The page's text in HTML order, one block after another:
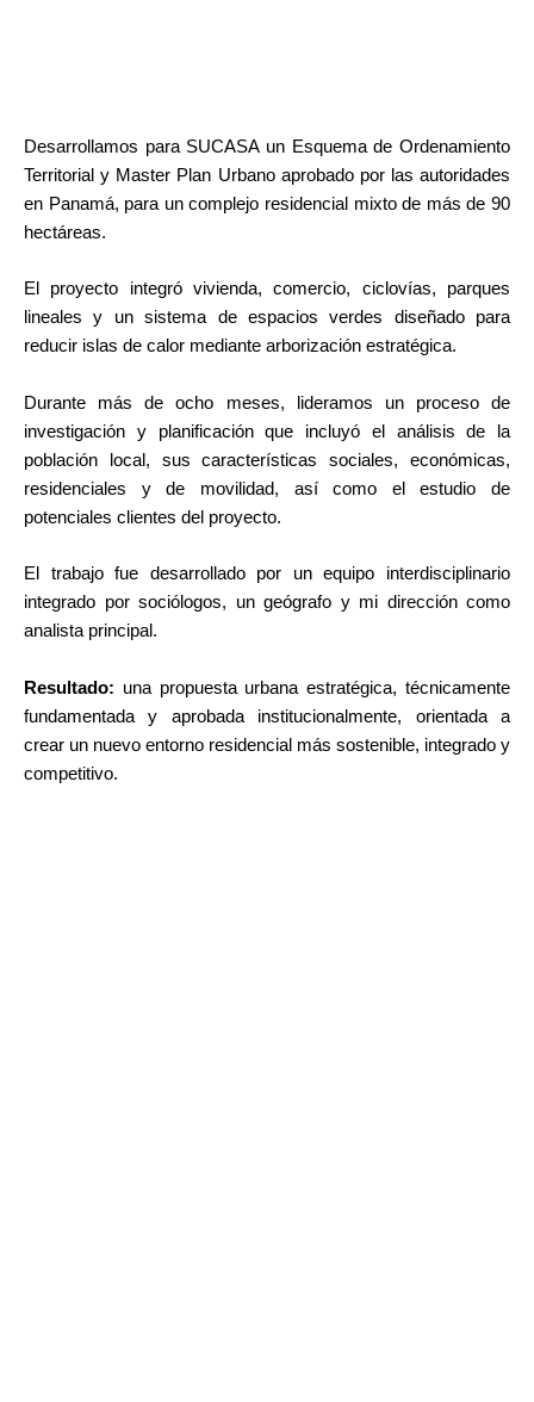
Desarrollamos para SUCASA un Esquema de Ordenamiento
Territorial y Master Plan Urbano aprobado por las autoridades
en Panamá, para un complejo residencial mixto de más de 90
hectáreas.
El proyecto integró vivienda, comercio, ciclovías, parques
lineales y un sistema de espacios verdes diseñado para
reducir islas de calor mediante arborización estratégica.
Durante más de ocho meses, lideramos un proceso de
investigación y planificación que incluyó el análisis de la
población local, sus características sociales, económicas,
residenciales y de movilidad, así como el estudio de
potenciales clientes del proyecto.
El trabajo fue desarrollado por un equipo interdisciplinario
integrado por sociólogos, un geógrafo y mi dirección como
analista principal.
Resultado: una propuesta urbana estratégica, técnicamente
fundamentada y aprobada institucionalmente, orientada a
crear un nuevo entorno residencial más sostenible, integrado y
competitivo.